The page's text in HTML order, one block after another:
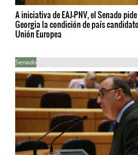
A iniciativa de EAJ-PNV, el Senado
Georgia la condición de país
Unión Europea
Senado